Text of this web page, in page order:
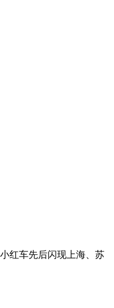
红车先后闪现上海、苏